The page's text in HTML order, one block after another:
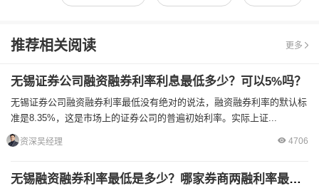
推荐相关阅读 更多
无锡证券公司融资融券利率利息最低多少？可以5%吗？
无锡证券公司融资融券利率最低没有绝对的说法，融资融券利率的默认标
准是8.35%，这是市场上的证券公司的普遍初始利率。实际上证...
资深吴经理 4706
无锡融资融券利率最低是多少？哪家券商两融利率最低？